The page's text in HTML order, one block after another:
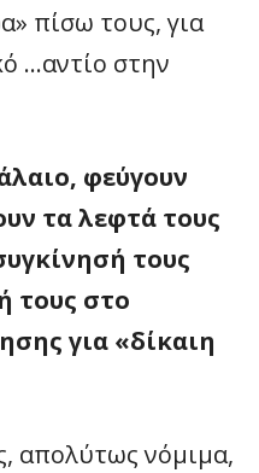
πίσω τους, για
…αντίο στην
φεύγουν
τα λεφτά τους
τους
τους στο
για «δίκαιη
απολύτως νόμιμα,